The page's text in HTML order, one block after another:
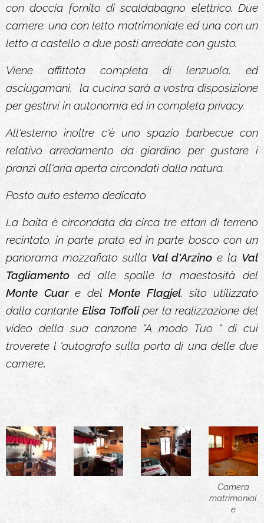
con doccia fornito di scaldabagno elettrico. Due
camere: una con letto matrimoniale ed una con un
letto a castello a due posti arredate con gusto.
Viene affittata completa di lenzuola, ed
asciugamani, la cucina sarà a vostra disposizione
per gestirvi in autonomia ed in completa privacy.
All'esterno inoltre c'è uno spazio barbecue con
relativo arredamento da giardino per gustare i
pranzi all'aria aperta circondati dalla natura.
Posto auto esterno dedicato
La baita è circondata da circa tre ettari di terreno
recintato, in parte prato ed in parte bosco con un
panorama mozzafiato sulla Val d'Arzino e laVal
Tagliamento ed alle spalle la maestosità del
Monte Cuare delMonte Flagjel, sito utilizzato
dalla cantanteElisa Toffoli per la realizzazione del
video della sua canzone "A modo Tuo " di cui
troverete l 'autografo sulla porta di una delle due
camere,
Camera
matrimonial
e